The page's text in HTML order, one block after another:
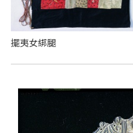
擺夷女綁腿